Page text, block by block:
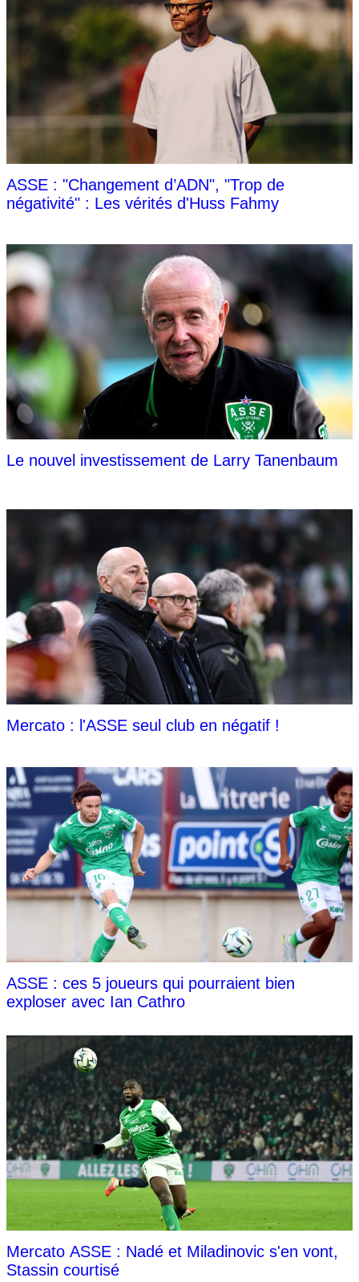
ASSE : "Changement d’ADN", "Trop de
négativité" : Les vérités d'Huss Fahmy
Le nouvel investissement de Larry Tanenbaum
Mercato : l'ASSE seul club en négatif !
ASSE : ces 5 joueurs qui pourraient bien
exploser avec Ian Cathro
Mercato ASSE : Nadé et Miladinovic s'en vont,
Stassin courtisé